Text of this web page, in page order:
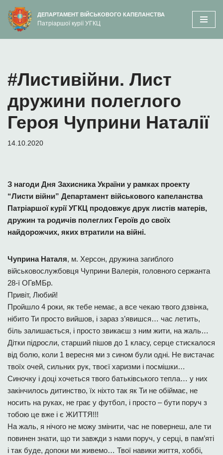
вмісту
Перейти
до
ДЕПАРТАМЕНТ ВІЙСЬКОВОГО КАПЕЛАНСТВА
Патріаршої курії УГКЦ
#Листивійни. Лист
дружини полеглого
Героя Чуприни Наталії
14.10.2020
З нагоди Дня Захисника України у рамках проекту
“Листи війни” Департамент військового капеланства
Патріаршої курії УГКЦ продовжує друк листів матерів,
дружин та родичів полеглих Героїв до своїх
найдорожчих, яких втратили на війні.
Чуприна Наталя, м. Херсон, дружина загиблого
військовослужбовця Чуприни Валерія, головного сержанта
28-ї ОГвМБр.
Привіт, Любий!
Пройшло 4 роки, як тебе немає, а все чекаю твого дзвінка,
нібито Ти просто вийшов, і зараз з’явишся… час летить,
біль залишається, і просто звикаєш з ним жити, на жаль…
Дітки підросли, старший пішов до 1 класу, серце стискалося
від болю, коли 1 вересня ми з сином були одні. Не вистачає
твоїх очей, сильних рук, твоєї харизми і посмішки…
Синочку і доці хочеться твого батьківського тепла… у них
закінчилось дитинство, їх ніхто так як Ти не обіймає, не
носить на руках, не грає у футбол, і просто – бути поруч з
тобою це вже і є ЖИТТЯ!!!
На жаль, я нічого не можу змінити, час не повернеш, але ти
повинен знати, що ти завжди з нами поруч, у серці, в пам’яті
і так буде, допоки ми живемо… Твої навики життя, хоббі,